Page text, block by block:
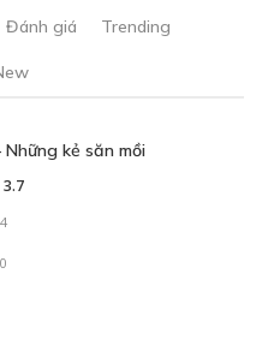
Đánh giá Trending
Những kẻ săn mồi
3.7